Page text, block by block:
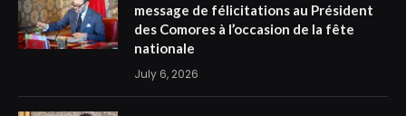
message de félicitations au Président
des Comores à l’occasion de la fête
nationale
July 6, 2026